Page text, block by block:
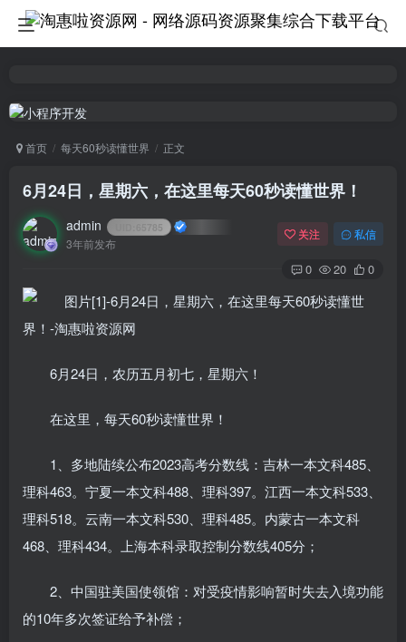
首页 每天60秒读懂世界 正文
6月24日，星期六，在这里每天60秒读懂世界！
admin 65785
3年前发布
关注 私信
0 20 0
6月24日，农历五月初七，星期六！
在这里，每天60秒读懂世界！
1、多地陆续公布2023高考分数线：吉林一本文科485、
理科463。宁夏一本文科488、理科397。江西一本文科533、
理科518。云南一本文科530、理科485。内蒙古一本文科
468、理科434。上海本科录取控制分数线405分；
2、中国驻美国使领馆：对受疫情影响暂时失去入境功能
的10年多次签证给予补偿；